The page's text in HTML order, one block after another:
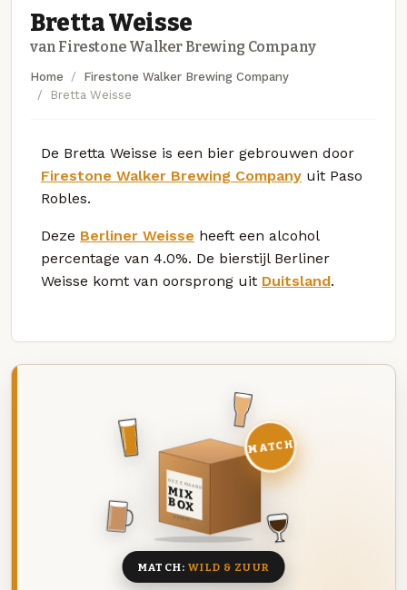
Bretta Weisse
van Firestone Walker Brewing Company
Home
Firestone Walker Brewing Company
Bretta Weisse
De Bretta Weisse is een bier gebrouwen door
Firestone Walker Brewing Company uit Paso
Robles.
Deze Berliner Weisse heeft een alcohol
percentage van 4.0%. De bierstijl Berliner
Weisse komt van oorsprong uit Duitsland.
DEZE MAAND
MIX
BOX
8 BIEREN
MATCH
MATCH:WILD & ZUUR